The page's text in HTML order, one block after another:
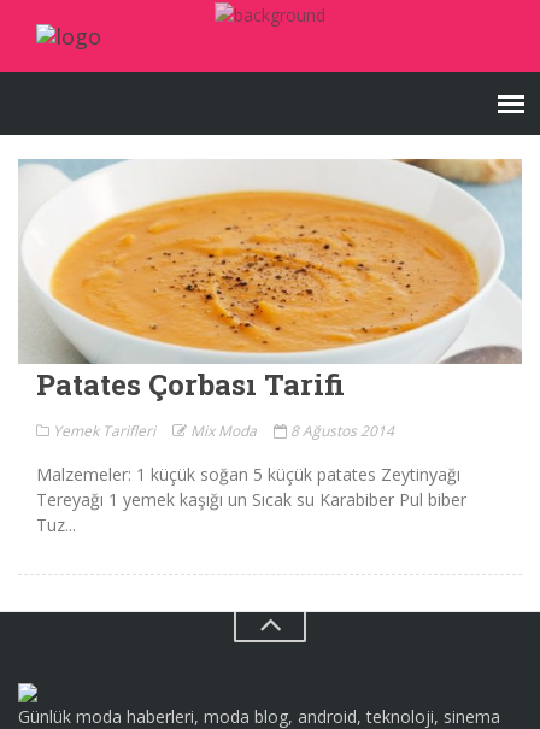
Patates Çorbası Tarifi
Yemek Tarifleri Mix Moda 8 Ağustos 2014
Malzemeler: 1 küçük soğan 5 küçük patates Zeytinyağı
Tereyağı 1 yemek kaşığı un Sıcak su Karabiber Pul biber
Tuz...
Günlük moda haberleri, moda blog, android, teknoloji, sinema